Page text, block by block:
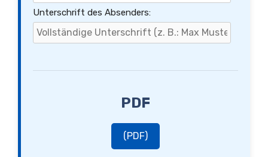
Unterschrift des Absenders:
PDF
(PDF)